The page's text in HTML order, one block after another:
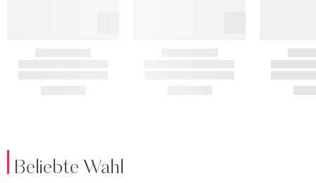
Beliebte Wahl